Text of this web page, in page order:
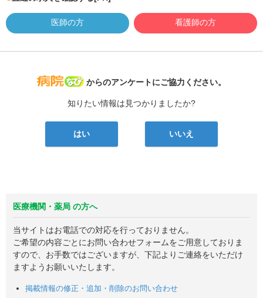
医師の方 看護師の方
病院なび
からのアンケートにご協力ください。
知りたい情報は見つかりましたか?
はい いいえ
医療機関・薬局 の方へ
当サイトはお電話での対応を行っておりません。
ご希望の内容ごとにお問い合わせフォームをご用意しておりま
すので、お手数ではございますが、下記よりご連絡をいただけ
ますようお願いいたします。
掲載情報の修正・追加・削除のお問い合わせ